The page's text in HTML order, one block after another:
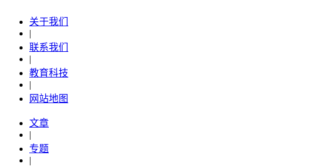
关于我们
|
联系我们
|
教育科技
|
网站地图
文章
|
专题
|